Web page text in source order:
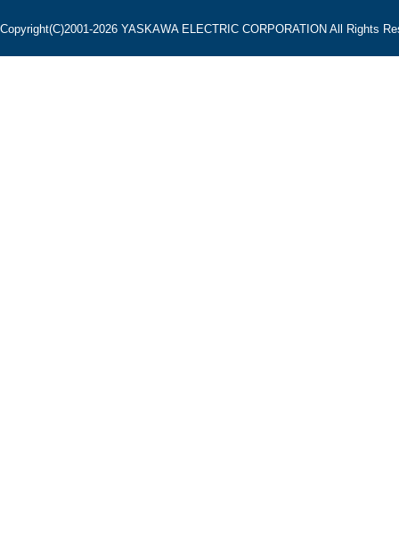
Copyright(C)2001‐2026 YASKAWA ELECTRIC CORPORATION All Rights